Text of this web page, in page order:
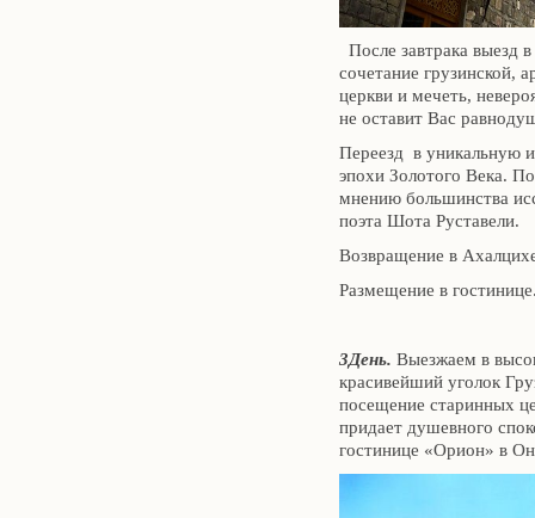
После завтрака выезд в
сочетание грузинской,
церкви и мечеть,
не оставит Вас
Переезд в уникальную
эпохи Золотого Века.
мнению большинства
поэта Шота Руставели.
Возвращение в
Размещение в
3День. Выезжаем в
красивейший уголок
посещение старинных
придает душевного
гостинице «Орион» в